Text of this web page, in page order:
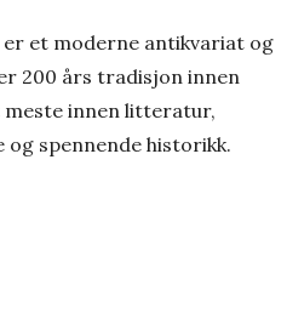
er et moderne antikvariat og
200 års tradisjon innen
meste innen litteratur,
spennende historikk.